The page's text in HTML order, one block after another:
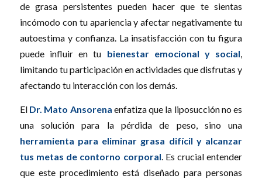
de grasa persistentes pueden hacer que te sientas
incómodo con tu apariencia y afectar negativamente tu
autoestima y confianza. La insatisfacción con tu figura
puede influir en tu bienestar emocional y social,
limitando tu participación en actividades que disfrutas y
afectando tu interacción con los demás.
El Dr. Mato Ansorena enfatiza que la liposucción no es
una solución para la pérdida de peso, sino una
herramienta para eliminar grasa difícil y alcanzar
tus metas de contorno corporal. Es crucial entender
que este procedimiento está diseñado para personas